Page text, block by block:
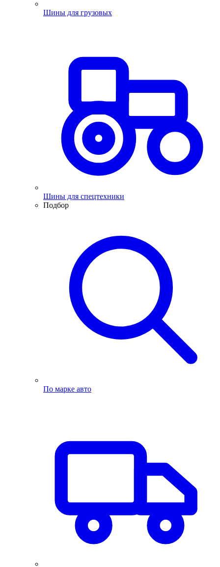
Шины для грузовых
Шины для спецтехники
Подбор
По марке авто